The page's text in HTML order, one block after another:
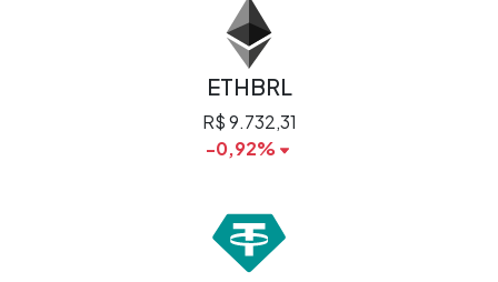
ETHBRL
R$ 9.732,31
-0,92%